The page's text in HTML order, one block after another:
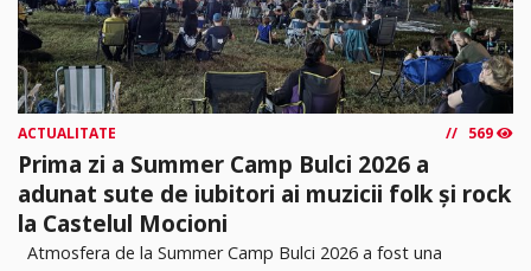
ACTUALITATE 569
Prima zi a Summer Camp Bulci 2026 a
adunat sute de iubitori ai muzicii folk și rock
la Castelul Mocioni
Atmosfera de la Summer Camp Bulci 2026 a fost una